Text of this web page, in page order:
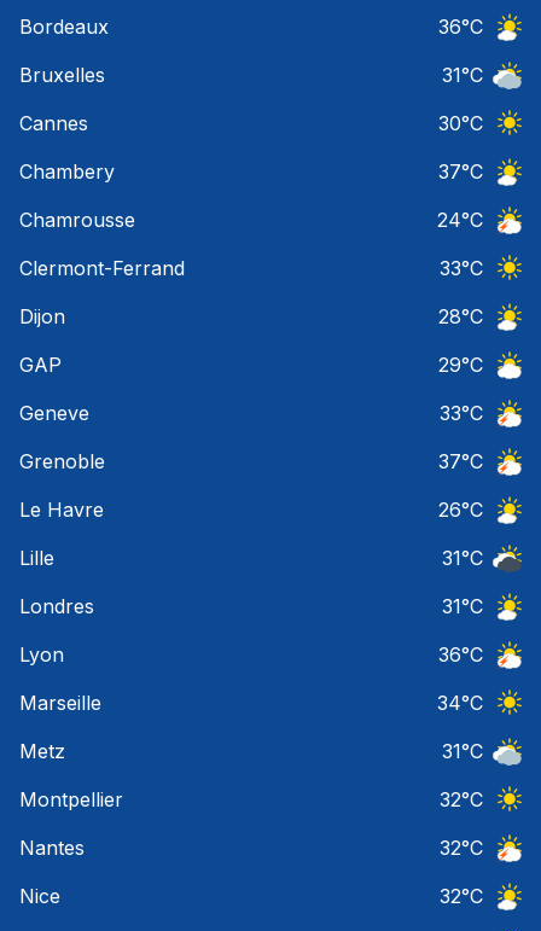
Bordeaux
36°C
Bruxelles
31°C
Cannes
30°C
Chambery
37°C
Chamrousse
24°C
Clermont-Ferrand
33°C
Dijon
28°C
GAP
29°C
Geneve
33°C
Grenoble
37°C
Le Havre
26°C
Lille
31°C
Londres
31°C
Lyon
36°C
Marseille
34°C
Metz
31°C
Montpellier
32°C
Nantes
32°C
Nice
32°C